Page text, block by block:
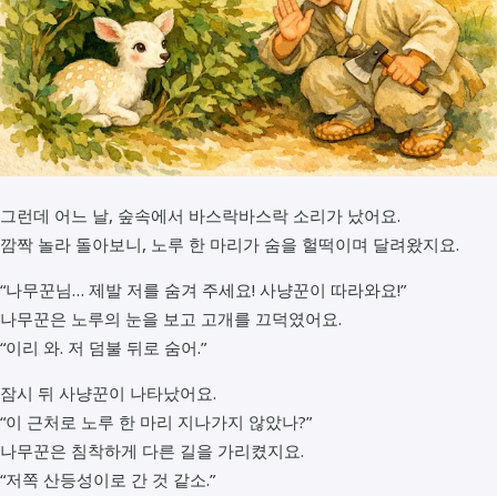
그런데 어느 날, 숲속에서 바스락바스락 소리가 났어요.
깜짝 놀라 돌아보니, 노루 한 마리가 숨을 헐떡이며 달려왔지요.
“나무꾼님… 제발 저를 숨겨 주세요! 사냥꾼이 따라와요!”
나무꾼은 노루의 눈을 보고 고개를 끄덕였어요.
“이리 와. 저 덤불 뒤로 숨어.”
잠시 뒤 사냥꾼이 나타났어요.
“이 근처로 노루 한 마리 지나가지 않았나?”
나무꾼은 침착하게 다른 길을 가리켰지요.
“저쪽 산등성이로 간 것 같소.”